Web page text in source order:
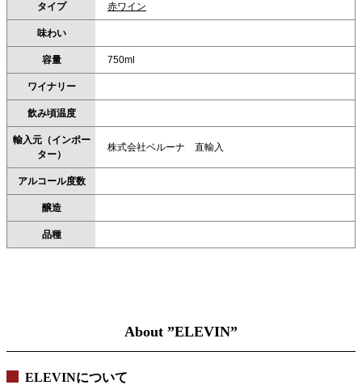
タイプ 赤ワイン
味わい
容量 750ml
ワイナリー
飲み頃温度
輸入元（インポー
ター）
株式会社ベルーナ 直輸入
アルコール度数
醸造
品種
About ”ELEVIN”
ELEVINについて